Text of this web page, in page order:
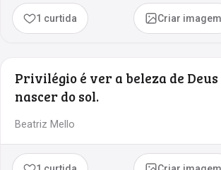
1 curtida Criar imagem
Privilégio é ver a beleza de Deus
nascer do sol.
Beatriz Mello